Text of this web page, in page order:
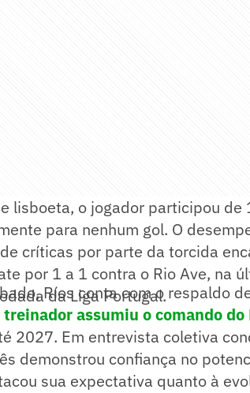
lisboeta, o jogador participou de
para nenhum gol. O
críticas por parte da torcida
por 1 a 1 contra o Rio Ave, na
da Liga Portugal.
Ríos conta com o respaldo
treinador assumiu o comando
2027. Em entrevista coletiva
demonstrou confiança no
sua expectativa quanto à